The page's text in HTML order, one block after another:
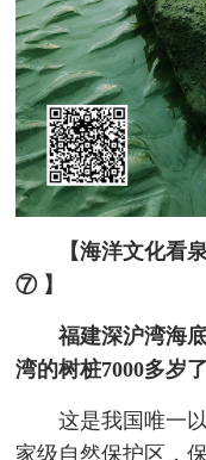
【海洋文化看
⑦ 】
福建深沪湾海
湾的树桩7000多岁了
这是我国唯一
家级自然保护区，